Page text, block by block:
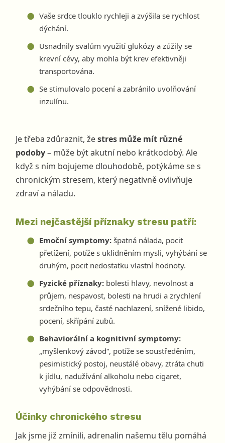
Vaše srdce tlouklo rychleji a zvýšila se rychlost
dýchání.
Usnadnily svalům využití glukózy a zúžily se
krevní cévy, aby mohla být krev efektivněji
transportována.
Se stimulovalo pocení a zabránilo uvolňování
inzulínu.
Je třeba zdůraznit, žestres může mít různé
podoby– může být akutní nebo krátkodobý. Ale
když s ním bojujeme dlouhodobě, potýkáme se s
chronickým stresem, který negativně ovlivňuje
zdraví a náladu.
Mezi nejčastější příznaky stresu patří:
Emoční symptomy: špatná nálada, pocit
přetížení, potíže s uklidněním mysli, vyhýbání se
druhým, pocit nedostatku vlastní hodnoty.
Fyzické příznaky: bolesti hlavy, nevolnost a
průjem, nespavost, bolesti na hrudi a zrychlení
srdečního tepu, časté nachlazení, snížené libido,
pocení, skřípání zubů.
Behaviorální a kognitivní symptomy:
„myšlenkový závod“, potíže se soustředěním,
pesimistický postoj, neustálé obavy, ztráta chuti
k jídlu, nadužívání alkoholu nebo cigaret,
vyhýbání se odpovědnosti.
Účinky chronického stresu
Jak jsme již zmínili, adrenalin našemu tělu pomáhá